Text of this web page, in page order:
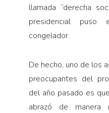
llamada “derecha
presidencial
congelador.
De hecho, uno de los
preocupantes del
del año pasado es
abrazó de